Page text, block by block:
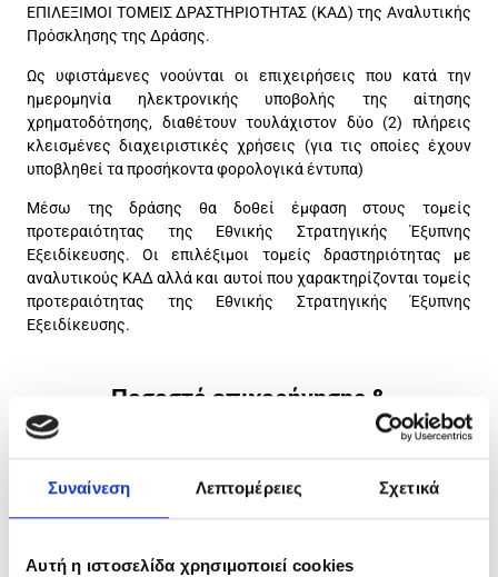
Συναίνεση Λεπτομέρειες Σχετικά
Αυτή η ιστοσελίδα χρησιμοποιεί cookies
ΕΠΙΛΕΞΙΜΟΙ ΤΟΜΕΙΣ ΔΡΑΣΤΗΡΙΟΤΗΤΑΣ (ΚΑΔ) της Αναλυτικής
Πρόσκλησης της Δράσης.
Ως υφιστάμενες νοούνται οι επιχειρήσεις που κατά την
ημερομηνία ηλεκτρονικής υποβολής της αίτησης
χρηματοδότησης, διαθέτουν τουλάχιστον δύο (2) πλήρεις
κλεισμένες διαχειριστικές χρήσεις (για τις οποίες έχουν
υποβληθεί τα προσήκοντα φορολογικά έντυπα)
Μέσω της δράσης θα δοθεί έμφαση στους τομείς
προτεραιότητας της Εθνικής Στρατηγικής Έξυπνης
Εξειδίκευσης. Οι επιλέξιμοι τομείς δραστηριότητας με
αναλυτικούς ΚΑΔ αλλά και αυτοί που χαρακτηρίζονται τομείς
προτεραιότητας της Εθνικής Στρατηγικής Έξυπνης
Εξειδίκευσης.
Ποσοστό επιχορήγησης &
Προϋπολογισμός Επενδυτικών Σχεδίων
Το ποσοστό Δημόσιας Χρηματοδότησης (επιχορήγησης)
ανέρχεται στο75%του επιχορηγούμενου προϋπολογισμού